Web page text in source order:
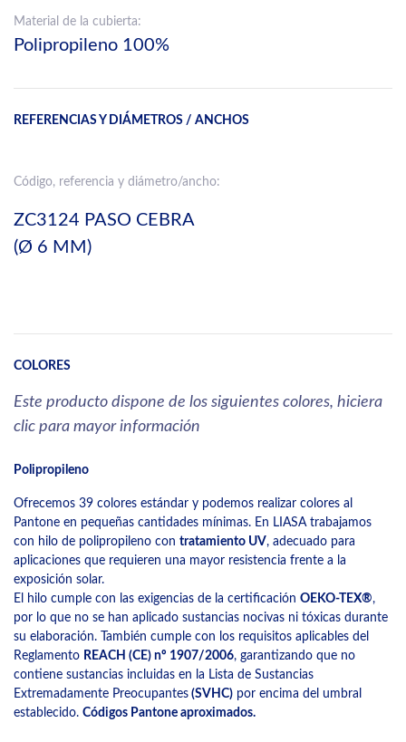
Material de la cubierta:
Polipropileno 100%
REFERENCIAS Y DIÁMETROS / ANCHOS
Código, referencia y diámetro/ancho:
ZC3124 PASO CEBRA
(Ø 6 MM)
COLORES
Este producto dispone de los siguientes colores, hiciera
clic para mayor información
Polipropileno
Ofrecemos 39 colores estándar y podemos realizar colores al
Pantone en pequeñas cantidades mínimas. En LIASA trabajamos
con hilo de polipropileno con tratamiento UV, adecuado para
aplicaciones que requieren una mayor resistencia frente a la
exposición solar.
El hilo cumple con las exigencias de la certificación OEKO-TEX®,
por lo que no se han aplicado sustancias nocivas ni tóxicas durante
su elaboración. También cumple con los requisitos aplicables del
Reglamento REACH (CE) nº 1907/2006, garantizando que no
contiene sustancias incluidas en la Lista de Sustancias
Extremadamente Preocupantes (SVHC) por encima del umbral
establecido. Códigos Pantone aproximados.